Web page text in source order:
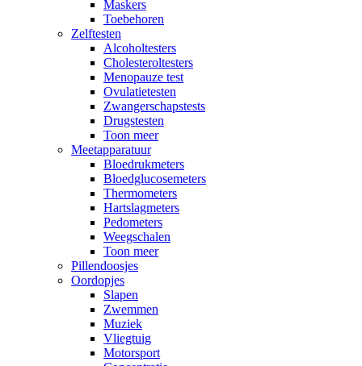
Maskers
Toebehoren
Zelftesten
Alcoholtesters
Cholesteroltesters
Menopauze test
Ovulatietesten
Zwangerschapstests
Drugstesten
Toon meer
Meetapparatuur
Bloedrukmeters
Bloedglucosemeters
Thermometers
Hartslagmeters
Pedometers
Weegschalen
Toon meer
Pillendoosjes
Oordopjes
Slapen
Zwemmen
Muziek
Vliegtuig
Motorsport